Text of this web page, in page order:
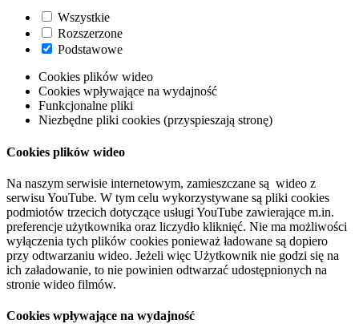
Wszystkie
Rozszerzone
Podstawowe
Cookies plików wideo
Cookies wpływające na wydajność
Funkcjonalne pliki
Niezbędne pliki cookies (przyspieszają stronę)
Cookies plików wideo
Na naszym serwisie internetowym, zamieszczane są wideo z
serwisu YouTube. W tym celu wykorzystywane są pliki cookies
podmiotów trzecich dotyczące usługi YouTube zawierające m.in.
preferencje użytkownika oraz liczydło kliknięć. Nie ma możliwości
wyłączenia tych plików cookies ponieważ ładowane są dopiero
przy odtwarzaniu wideo. Jeżeli więc Użytkownik nie godzi się na
ich załadowanie, to nie powinien odtwarzać udostępnionych na
stronie wideo filmów.
Cookies wpływające na wydajność